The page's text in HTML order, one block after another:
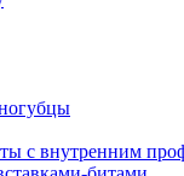
с внутренним